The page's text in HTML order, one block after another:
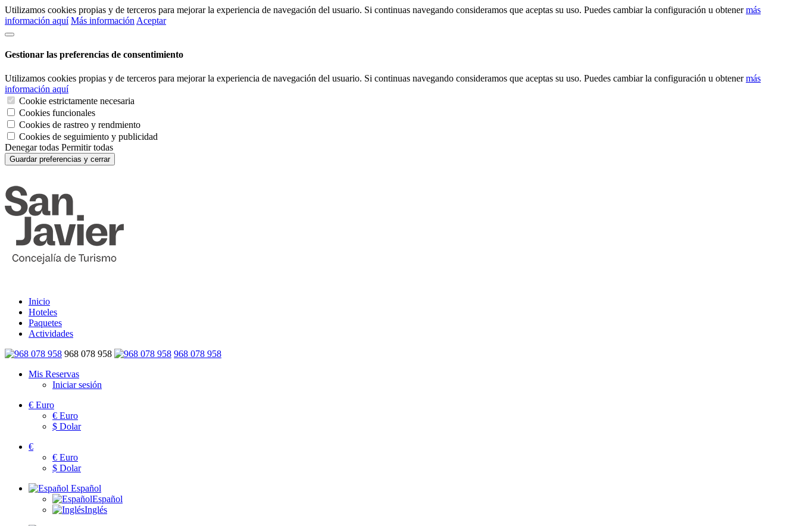
Utilizamos cookies propias y de terceros para mejorar la experiencia de navegación del usuario. Si continuas navegando consideramos que aceptas su uso. Puedes cambiar la configuración u obtenermás
información aquí Más información Aceptar
Gestionar las preferencias de consentimiento
Utilizamos cookies propias y de terceros para mejorar la experiencia de navegación del usuario. Si continuas navegando consideramos que aceptas su uso. Puedes cambiar la configuración u obtenermás
información aquí
Cookie estrictamente necesaria
Cookies funcionales
Cookies de rastreo y rendmiento
Cookies de seguimiento y publicidad
Denegar todas Permitir todas
Guardar preferencias y cerrar
Inicio
Hoteles
Paquetes
Actividades
968 078 958
968 078 958
Mis Reservas
Iniciar sesión
€ Euro
€ Euro
$ Dolar
€
€ Euro
$ Dolar
Español
Español
Inglés